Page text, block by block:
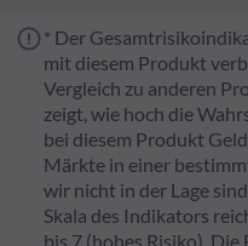
* Der
mit diesem Produkt
Vergleich zu anderen
zeigt, wie hoch die
bei diesem Produkt
Märkte in einer
wir nicht in der Lage
Skala des Indikators
bis 7 (hohes Risiko).